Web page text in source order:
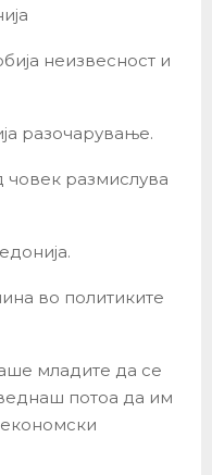
неизвесност и
разочарување.
човек размислува
во политиките
младите да се
потоа да им